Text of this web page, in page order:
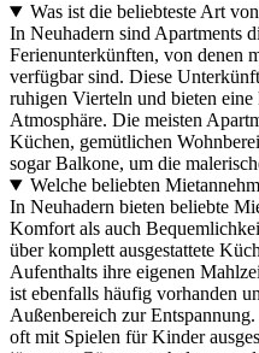
Was ist die beliebteste Art
In Neuhadern sind Apartments
Ferienunterkünften, von denen
verfügbar sind. Diese
ruhigen Vierteln und bieten
Atmosphäre. Die meisten
Küchen, gemütlichen
sogar Balkone, um die
Welche beliebten
In Neuhadern bieten beliebte
Komfort als auch
über komplett ausgestattete
Aufenthalts ihre eigenen
ist ebenfalls häufig vorhanden
Außenbereich zur
oft mit Spielen für Kinder